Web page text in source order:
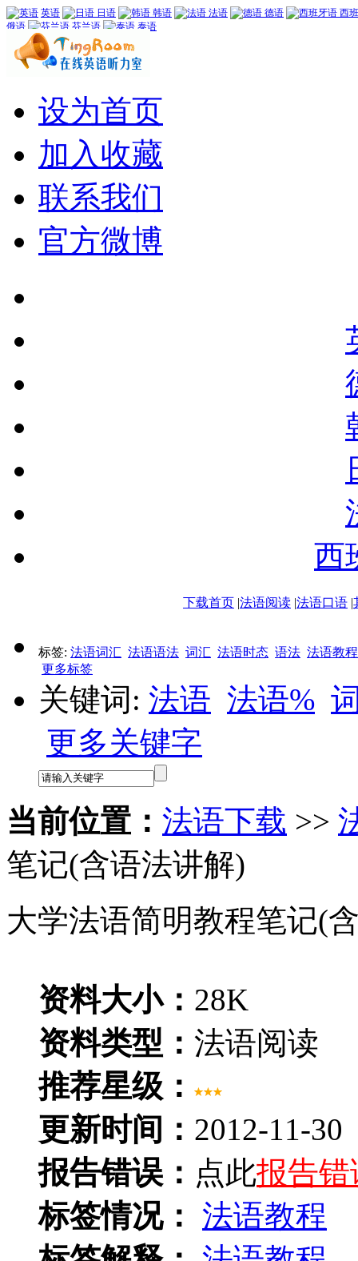
英语 日语 韩语 法语 德语
西
俄语
芬兰语 泰语
设为首页
加入收藏
联系我们
官方微博
西
下载首页 |法语阅读 |法语口语 |
标签: 法语词汇 法语语法 词汇 法语时态 语法 法语教程
更多标签
关键词: 法语 法语%
更多关键字
当前位置： 法语下载 >>
笔记(含语法讲解)
大学法语简明教程笔记(
资料大小： 28K
资料类型： 法语阅读
推荐星级：
更新时间： 2012-11-30
报告错误： 点此报告错
标签情况： 法语教程